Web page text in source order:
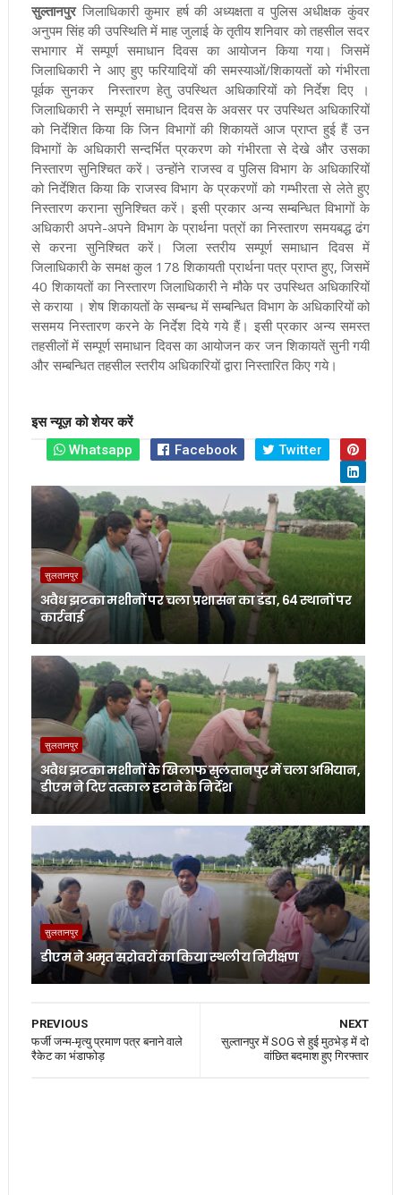
सुल्तानपुरजिलाधिकारी कुमार हर्ष की अध्यक्षता व पुलिस अधीक्षक कुंवर
अनुपम सिंह की उपस्थिति में माह जुलाई के तृतीय शनिवार को तहसील सदर
सभागार में सम्पूर्ण समाधान दिवस का आयोजन किया गया। जिसमें
जिलाधिकारी ने आए हुए फरियादियों की समस्याओं/शिकायतों को गंभीरता
पूर्वक सुनकर निस्तारण हेतु उपस्थित अधिकारियों को निर्देश दिए ।
जिलाधिकारी ने सम्पूर्ण समाधान दिवस के अवसर पर उपस्थित अधिकारियों
को निर्देशित किया कि जिन विभागों की शिकायतें आज प्राप्त हुई हैं उन
विभागों के अधिकारी सन्दर्भित प्रकरण को गंभीरता से देखे और उसका
निस्तारण सुनिश्चित करें। उन्होंने राजस्व व पुलिस विभाग के अधिकारियों
को निर्देशित किया कि राजस्व विभाग के प्रकरणों को गम्भीरता से लेते हुए
निस्तारण कराना सुनिश्चित करें। इसी प्रकार अन्य सम्बन्धित विभागों के
अधिकारी अपने-अपने विभाग के प्रार्थना पत्रों का निस्तारण समयबद्ध ढंग
से करना सुनिश्चित करें। जिला स्तरीय सम्पूर्ण समाधान दिवस में
जिलाधिकारी के समक्ष कुल 178 शिकायती प्रार्थना पत्र प्राप्त हुए, जिसमें
40 शिकायतों का निस्तारण जिलाधिकारी ने मौके पर उपस्थित अधिकारियों
से कराया । शेष शिकायतों के सम्बन्ध में सम्बन्धित विभाग के अधिकारियों को
ससमय निस्तारण करने के निर्देश दिये गये हैं। इसी प्रकार अन्य समस्त
तहसीलों में सम्पूर्ण समाधान दिवस का आयोजन कर जन शिकायतें सुनी गयी
और सम्बन्धित तहसील स्तरीय अधिकारियों द्वारा निस्तारित किए गये।
इस न्यूज़ को शेयर करें
Whatsapp
Facebook Twitter
सुलतानपुर
अवैध झटका मशीनों पर चला प्रशासन का डंडा, 64 स्थानों पर
कार्रवाई
सुलतानपुर
अवैध झटका मशीनों के खिलाफ सुलतानपुर में चला अभियान,
डीएम ने दिए तत्काल हटाने के निर्देश
सुलतानपुर
डीएम ने अमृत सरोवरों का किया स्थलीय निरीक्षण
NEXT
सुल्तानपुर में SOG से हुई मुठभेड़ में दो
वांछित बदमाश हुए गिरफ्तार
PREVIOUS
फर्जी जन्म-मृत्यु प्रमाण पत्र बनाने वाले
रैकेट का भंडाफोड़